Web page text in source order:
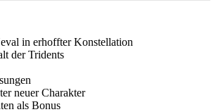
in erhoffter Konstellation
der Tridents
neuer Charakter
als Bonus